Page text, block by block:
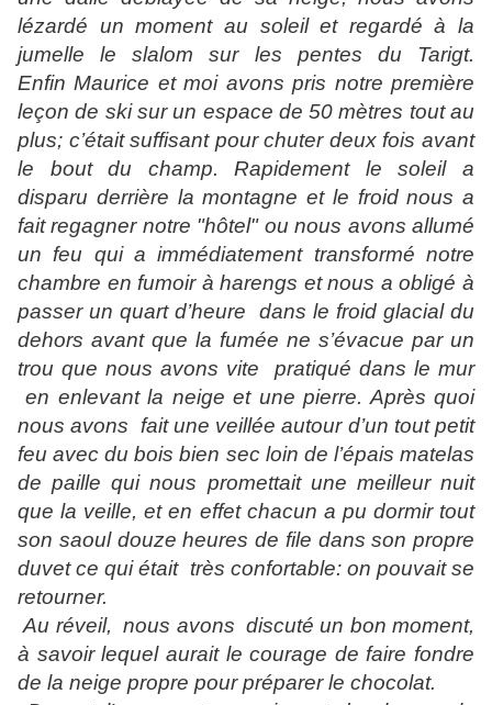
lézardé un moment au soleil et regardé à la
jumelle le slalom sur les pentes du Tarigt.
Enfin Maurice et moi avons pris notre première
leçon de ski sur un espace de 50 mètres tout au
plus; c’était suffisant pour chuter deux fois avant
le bout du champ. Rapidement le soleil a
disparu derrière la montagne et le froid nous a
fait regagner notre "hôtel" ou nous avons allumé
un feu qui a immédiatement transformé notre
chambre en fumoir à harengs et nous a obligé à
passer un quart d’heure
dans le froid glacial du
dehors avant que la fumée ne s’évacue par un
trou que nous avons vite
pratiqué dans le mur
en enlevant la neige et une pierre. Après quoi
nous avons
fait une veillée autour d’un tout petit
feu avec du bois bien sec loin de l’épais matelas
de paille qui nous promettait une meilleur nuit
que la veille, et en effet chacun a pu dormir tout
son saoul douze heures de file dans son propre
duvet ce qui était très confortable: on pouvait se
retourner.
Au réveil, nous avons discuté un bon moment,
à savoir lequel aurait le courage de faire fondre
de la neige propre pour préparer le chocolat.